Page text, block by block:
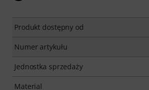
Produkt dostępny od
Numer artykułu
Jednostka sprzedaży
Material